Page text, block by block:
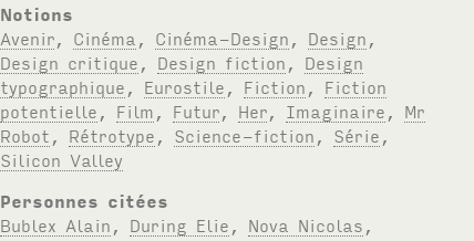
Notions
Avenir
Cinéma Cinéma-Design Design
Design critique
Design fiction
Design
typographique
Eurostile Fiction
Fiction
potentielle
Film Futur Her Imaginaire
Mr
Robot
Rétrotype Science-fiction Série
Silicon Valley
Personnes citées
Bublex Alain
During Elie Nova Nicolas